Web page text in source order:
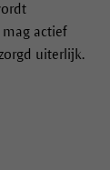
actief
uiterlijk.